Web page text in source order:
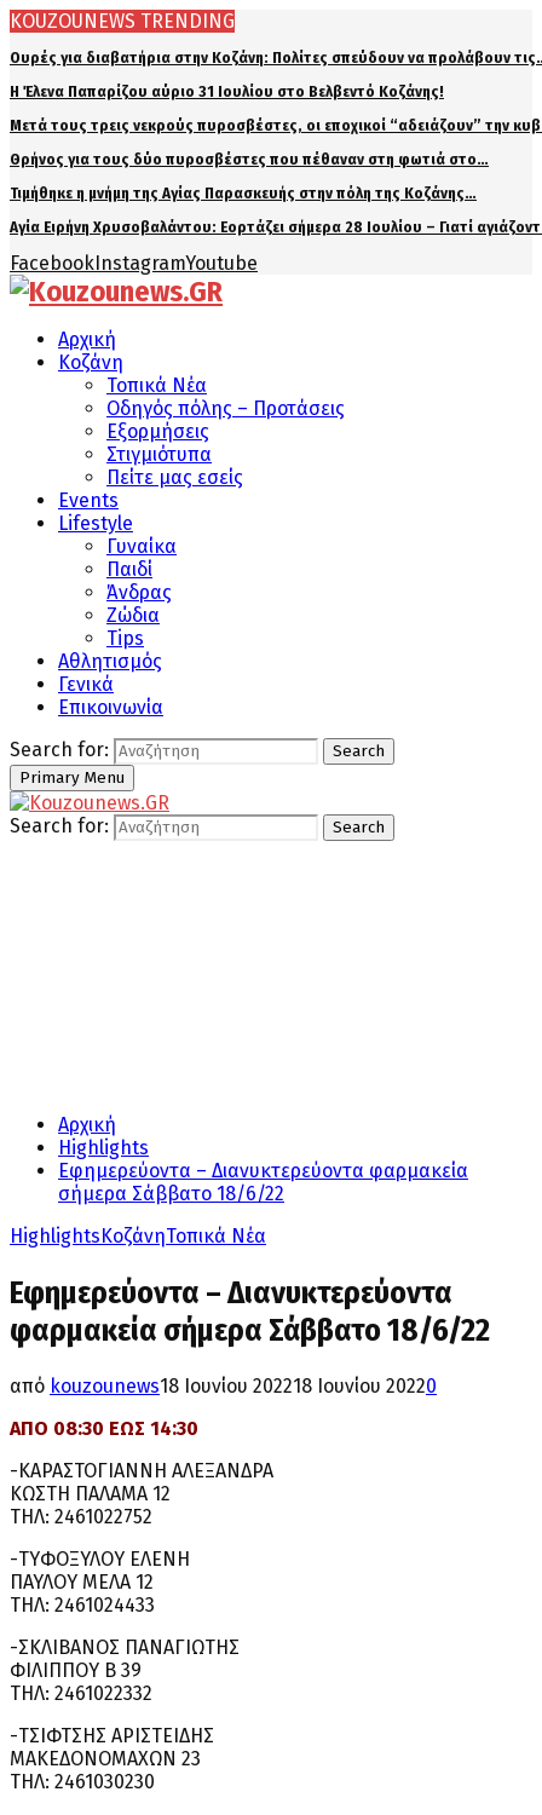
KOUZOUNEWS TRENDING
Ουρές για διαβατήρια στην Κοζάνη: Πολίτες σπεύδουν να προλάβουν
Η Έλενα Παπαρίζου αύριο 31 Ιουλίου στο Βελβεντό Κοζάνης!
Μετά τους τρεις νεκρούς πυροσβέστες, οι εποχικοί “αδειάζουν” την
Θρήνος για τους δύο πυροσβέστες που πέθαναν στη φωτιά στο…
Τιμήθηκε η μνήμη της Αγίας Παρασκευής στην πόλη της Κοζάνης…
Αγία Ειρήνη Χρυσοβαλάντου: Εορτάζει σήμερα 28 Ιουλίου – Γιατί
FacebookInstagramYoutube
Αρχική
Κοζάνη
Τοπικά Νέα
Οδηγός πόλης – Προτάσεις
Εξορμήσεις
Στιγμιότυπα
Πείτε μας εσείς
Events
Lifestyle
Γυναίκα
Παιδί
Άνδρας
Ζώδια
Tips
Αθλητισμός
Γενικά
Επικοινωνία
Search for:
Search
Primary Menu
Search for: Search
Αρχική
Highlights
Εφημερεύοντα – Διανυκτερεύοντα φαρμακεία
σήμερα Σάββατο 18/6/22
HighlightsΚοζάνηΤοπικά Νέα
Εφημερεύοντα – Διανυκτερεύοντα
φαρμακεία σήμερα Σάββατο 18/6/22
από kouzounews18 Ιουνίου 202218 Ιουνίου 20220
ΑΠΟ 08:30 ΕΩΣ 14:30
-ΚΑΡΑΣΤΟΓΙΑΝΝΗ ΑΛΕΞΑΝΔΡΑ
ΚΩΣΤΗ ΠΑΛΑΜΑ 12
ΤΗΛ: 2461022752
-ΤΥΦΟΞΥΛΟΥ ΕΛΕΝΗ
ΠΑΥΛΟΥ ΜΕΛΑ 12
ΤΗΛ: 2461024433
-ΣΚΛΙΒΑΝΟΣ ΠΑΝΑΓΙΩΤΗΣ
ΦΙΛΙΠΠΟΥ Β 39
ΤΗΛ: 2461022332
-ΤΣΙΦΤΣΗΣ ΑΡΙΣΤΕΙΔΗΣ
ΜΑΚΕΔΟΝΟΜΑΧΩΝ 23
ΤΗΛ: 2461030230